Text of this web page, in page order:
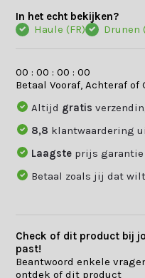
In het echt bekijken?
Haule (FR)
Drunen
00 :00 :00 :00
Betaal Vooraf, Achteraf of
Altijd gratis
8,8 klantwaardering
Laagste prijs garantie
Betaal zoals jij dat
Check of dit product bij
past!
Beantwoord enkele
ontdek of dit product